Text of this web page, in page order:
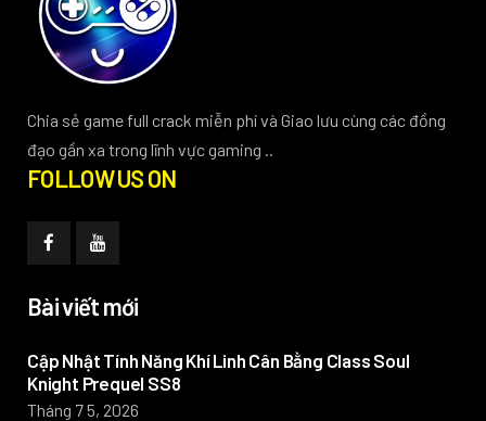
Chia sẻ game full crack miễn phí và Giao lưu cùng các đồng
đạo gần xa trong lĩnh vực gaming ..
FOLLOW US ON
Bài viết mới
Cập Nhật Tính Năng Khí Linh Cân Bằng Class Soul
Knight Prequel SS8
Tháng 7 5, 2026